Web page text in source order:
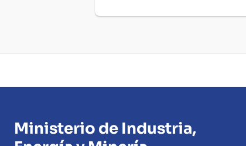
Ministerio de Industria,